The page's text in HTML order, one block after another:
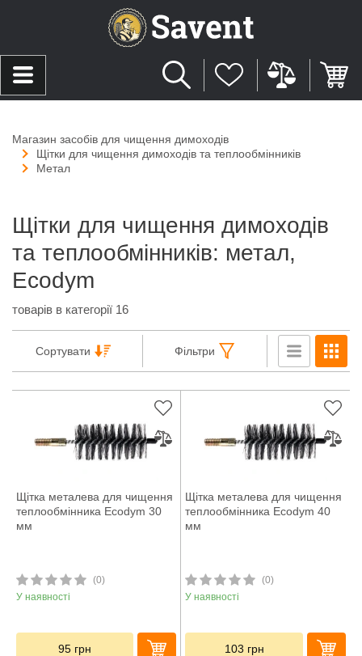
Магазин засобів для чищення димоходів
Щітки для чищення димоходів та теплообмінників
Метал
Щітки для чищення димоходів
та теплообмінників: метал,
Ecodym
товарів в категорії 16
Сортувати Фільтри
Щітка металева для чищення
теплообмінника Ecodym 30
мм
(0)
У наявності
95 грн
Щітка металева для чищення
теплообмінника Ecodym 40
мм
(0)
У наявності
103 грн